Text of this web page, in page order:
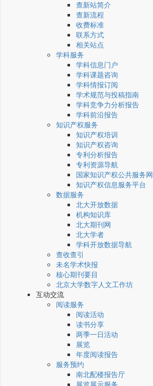
查新站简介
查新流程
收费标准
联系方式
相关站点
学科服务
学科信息门户
学科课题咨询
学科情报订阅
学术规范与投稿指南
学科竞争力分析报告
学科前沿报告
知识产权服务
知识产权培训
知识产权咨询
专利分析报告
专利资源导航
国家知识产权公共服务网
知识产权信息服务平台
数据服务
北大开放数据
机构知识库
北大期刊网
北大学者
学科开放数据导航
查收查引
未名学术快报
核心期刊要目
北京大学数字人文工作坊
互动交流
阅读服务
阅读活动
读书分享
两季一日活动
展览
年度阅读报告
服务预约
南北配楼报告厅